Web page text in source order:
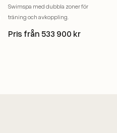
Swimspa med dubbla zoner för
träning och avkoppling.
Pris från 533 900 kr